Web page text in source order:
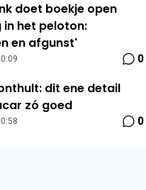
doet boekje open
het peloton:
en afgunst'
0
dit ene detail
zó goed
0